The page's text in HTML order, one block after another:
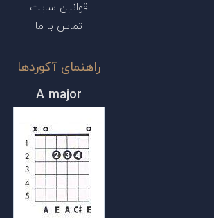
قوانین سایت
تماس با ما
راهنمای آکوردها
A major